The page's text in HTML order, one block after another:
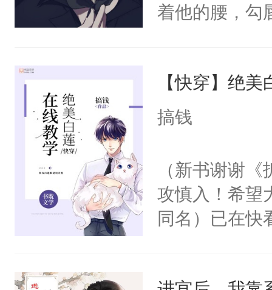
着他的腰，勾
来，给老公
用力——为你
【快穿】绝
搞钱
（新书谢谢
攻慎入！希望
同名）已在快